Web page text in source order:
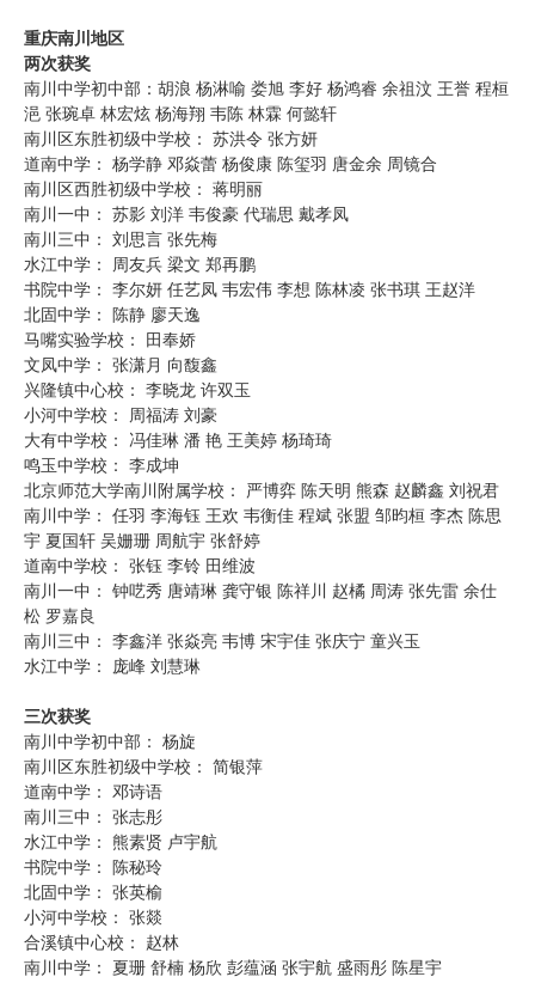
重庆南川地区
两次获奖
南川中学初中部：胡浪 杨淋喻 娄旭 李好 杨鸿睿 余祖汶 王誉 程桓
浥 张琬卓 林宏炫 杨海翔 韦陈 林霖 何懿轩
南川区东胜初级中学校： 苏洪令 张方妍
道南中学： 杨学静 邓焱蕾 杨俊康 陈玺羽 唐金余 周镜合
南川区西胜初级中学校： 蒋明丽
南川一中： 苏影 刘洋 韦俊豪 代瑞思 戴孝凤
南川三中： 刘思言 张先梅
水江中学： 周友兵 梁文 郑再鹏
书院中学： 李尔妍 任艺凤 韦宏伟 李想 陈林凌 张书琪 王赵洋
北固中学： 陈静 廖天逸
马嘴实验学校： 田奉娇
文凤中学： 张潇月 向馥鑫
兴隆镇中心校： 李晓龙 许双玉
小河中学校： 周福涛 刘豪
大有中学校： 冯佳琳 潘 艳 王美婷 杨琦琦
鸣玉中学校： 李成坤
北京师范大学南川附属学校： 严博弈 陈天明 熊森 赵麟鑫 刘祝君
南川中学： 任羽 李海钰 王欢 韦衡佳 程斌 张盟 邹昀桓 李杰 陈思
宇 夏国轩 吴姗珊 周航宇 张舒婷
道南中学校： 张钰 李铃 田维波
南川一中： 钟呓秀 唐靖琳 龚守银 陈祥川 赵橘 周涛 张先雷 余仕
松 罗嘉良
南川三中： 李鑫洋 张焱亮 韦博 宋宇佳 张庆宁 童兴玉
水江中学： 庞峰 刘慧琳
三次获奖
南川中学初中部： 杨旋
南川区东胜初级中学校： 简银萍
道南中学： 邓诗语
南川三中： 张志彤
水江中学： 熊素贤 卢宇航
书院中学： 陈秘玲
北固中学： 张英榆
小河中学校： 张燚
合溪镇中心校： 赵林
南川中学： 夏珊 舒楠 杨欣 彭蕴涵 张宇航 盛雨彤 陈星宇